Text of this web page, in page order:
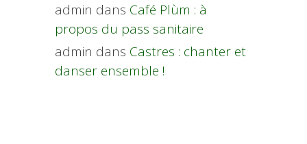
admin dans Café Plùm : à
propos du pass sanitaire
admin dans Castres : chanter et
danser ensemble !